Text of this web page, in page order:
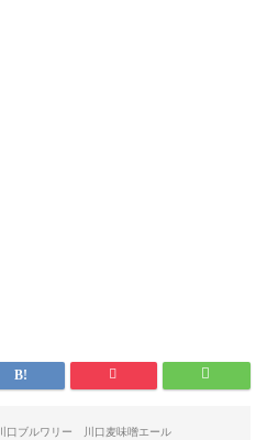
川口ブルワリー 川口麦味噌エール